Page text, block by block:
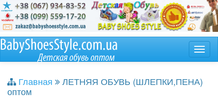
Главная
ЛЕТНЯЯ ОБУВЬ (ШЛЕПКИ,ПЕНА)
оптом